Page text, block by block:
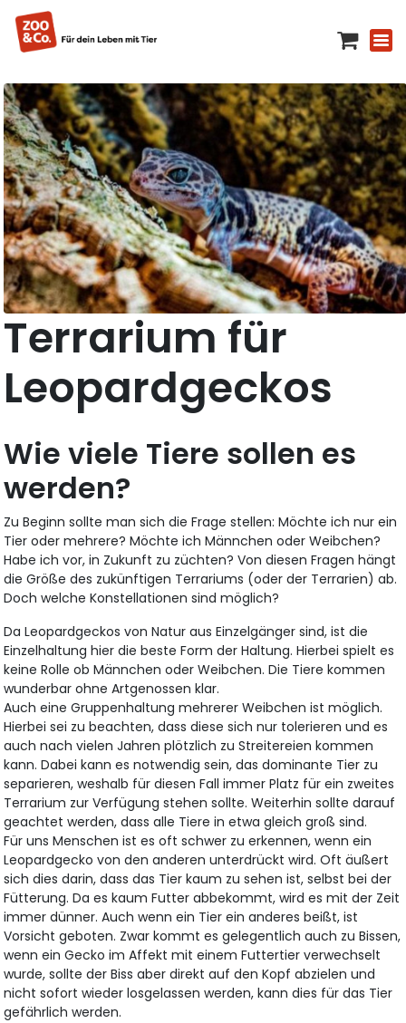
Terrarium für
Leopardgeckos
Wie viele Tiere sollen es
werden?
Zu Beginn sollte man sich die Frage stellen: Möchte ich nur ein
Tier oder mehrere? Möchte ich Männchen oder Weibchen?
Habe ich vor, in Zukunft zu züchten? Von diesen Fragen hängt
die Größe des zukünftigen Terrariums (oder der Terrarien) ab.
Doch welche Konstellationen sind möglich?
Da Leopardgeckos von Natur aus Einzelgänger sind, ist die
Einzelhaltung hier die beste Form der Haltung. Hierbei spielt es
keine Rolle ob Männchen oder Weibchen. Die Tiere kommen
wunderbar ohne Artgenossen klar.
Auch eine Gruppenhaltung mehrerer Weibchen ist möglich.
Hierbei sei zu beachten, dass diese sich nur tolerieren und es
auch nach vielen Jahren plötzlich zu Streitereien kommen
kann. Dabei kann es notwendig sein, das dominante Tier zu
separieren, weshalb für diesen Fall immer Platz für ein zweites
Terrarium zur Verfügung stehen sollte. Weiterhin sollte darauf
geachtet werden, dass alle Tiere in etwa gleich groß sind.
Für uns Menschen ist es oft schwer zu erkennen, wenn ein
Leopardgecko von den anderen unterdrückt wird. Oft äußert
sich dies darin, dass das Tier kaum zu sehen ist, selbst bei der
Fütterung. Da es kaum Futter abbekommt, wird es mit der Zeit
immer dünner. Auch wenn ein Tier ein anderes beißt, ist
Vorsicht geboten. Zwar kommt es gelegentlich auch zu Bissen,
wenn ein Gecko im Affekt mit einem Futtertier verwechselt
wurde, sollte der Biss aber direkt auf den Kopf abzielen und
nicht sofort wieder losgelassen werden, kann dies für das Tier
gefährlich werden.